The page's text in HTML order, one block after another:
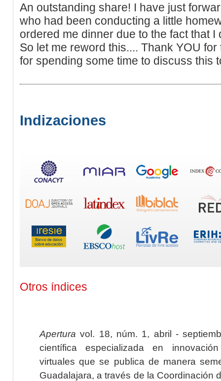
An outstanding share! I have just
who had been conducting a little
ordered me dinner due to the fact that I
So let me reword this.... Thank YOU
for spending some time to discuss this
Indizaciones
Otros índices
Apertura vol. 18, núm. 1, abril -
científica especializada en
virtuales que se publica de manera
Guadalajara, a través de la Coordinación